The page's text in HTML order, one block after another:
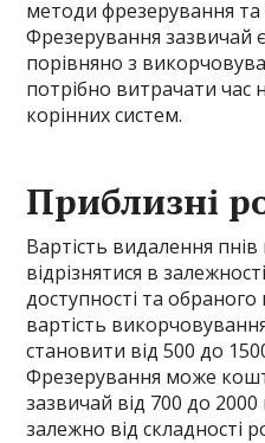
методи фрезерування
Фрезерування
порівняно з
потрібно витрачати час
корінних систем.
Приблизні
Вартість видалення
відрізнятися в
доступності та
вартість
становити від 500 до
Фрезерування може
зазвичай від 700 до
залежно від складності